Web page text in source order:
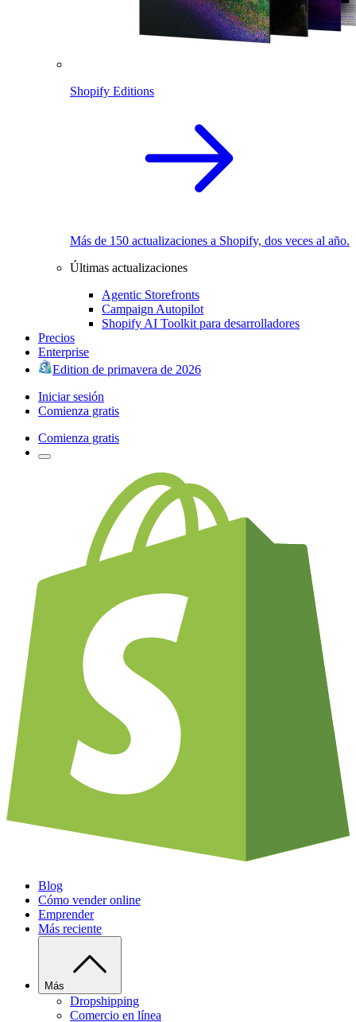
Shopify Editions
Más de 150 actualizaciones a Shopify, dos veces al año.
Últimas actualizaciones
Agentic Storefronts
Campaign Autopilot
Shopify AI Toolkit para desarrolladores
Precios
Enterprise
Edition de primavera de 2026
Iniciar sesión
Comienza gratis
Comienza gratis
Blog
Cómo vender online
Emprender
Más reciente
Más
Dropshipping
Comercio en línea